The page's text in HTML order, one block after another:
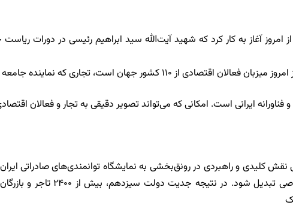
توانمندی‌های صادراتی « ایران اکسپو ۲۰۲۵» در حالی از امروز آغاز به کار کرد که شهید آیت‌الله سید
ایرانی است. امکانی که می‌تواند تصویر دقیقی به تجار و فعالان
نقش کلیدی و راهبردی در رونق‌بخشی به نمایشگاه توانمندی‌های صادراتی